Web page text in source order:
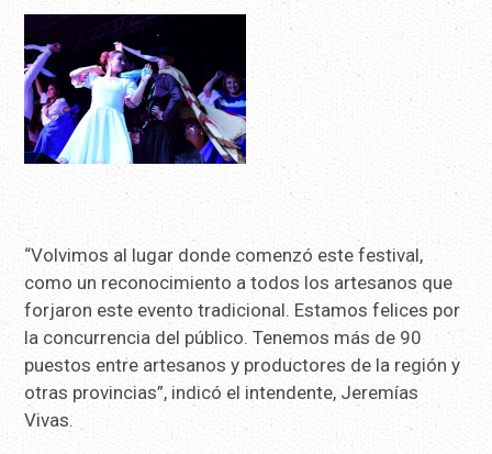
“Volvimos al lugar donde comenzó este festival,
como un reconocimiento a todos los artesanos que
forjaron este evento tradicional. Estamos felices por
la concurrencia del público. Tenemos más de 90
puestos entre artesanos y productores de la región y
otras provincias”, indicó el intendente, Jeremías
Vivas.